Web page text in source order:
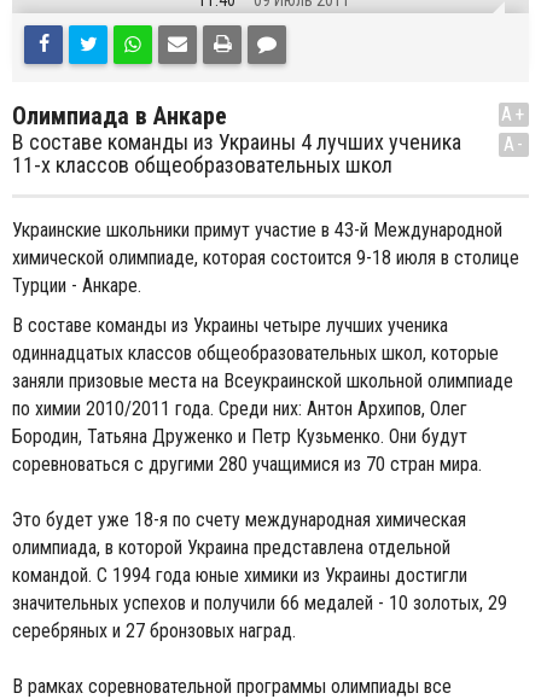
Олимпиада в Анкаре
В составе команды из Украины 4 лучших ученика
11-х классов общеобразовательных школ
A+
A-
Украинские школьники примут участие в 43-й Международной
химической олимпиаде, которая состоится 9-18 июля в столице
Турции - Анкаре.
В составе команды из Украины четыре лучших ученика
одиннадцатых классов общеобразовательных школ, которые
заняли призовые места на Всеукраинской школьной олимпиаде
по химии 2010/2011 года. Среди них: Антон Архипов, Олег
Бородин, Татьяна Друженко и Петр Кузьменко. Они будут
соревноваться с другими 280 учащимися из 70 стран мира.
Это будет уже 18-я по счету международная химическая
олимпиада, в которой Украина представлена ​​отдельной
командой. С 1994 года юные химики из Украины достигли
значительных успехов и получили 66 медалей - 10 золотых, 29
серебряных и 27 бронзовых наград.
В рамках соревновательной программы олимпиады все